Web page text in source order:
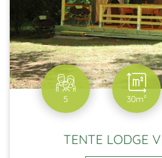
5 30m²
TENTE LODGE